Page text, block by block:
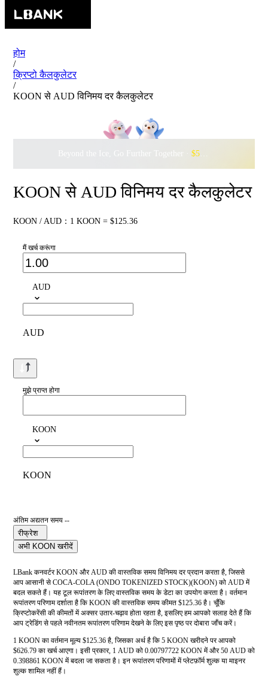
होम
/
क्रिप्टो कैलकुलेटर
/
KOON से AUD विनिमय दर कैलकुलेटर
Beyond the Ice, Go Further Together · $500,000
KOON से AUD विनिमय दर कैलकुलेटर
KOON / AUD：1 KOON = $125.36
मैं खर्च करूंगा
AUD
AUD
मुझे प्राप्त होगा
KOON
KOON
अंतिम अद्यतन समय --
रीफ्रेश
अभी KOON खरीदें
LBank कनवर्टर KOON और AUD की वास्तविक समय विनिमय दर प्रदान करता है, जिससे
आप आसानी से COCA-COLA (ONDO TOKENIZED STOCK)(KOON) को AUD में
बदल सकते हैं। यह टूल रूपांतरण के लिए वास्तविक समय के डेटा का उपयोग करता है। वर्तमान
रूपांतरण परिणाम दर्शाता है कि KOON की वास्तविक समय कीमत $125.36 है। चूँकि
क्रिप्टोकरेंसी की कीमतों में अक्सर उतार-चढ़ाव होता रहता है, इसलिए हम आपको सलाह देते हैं कि
आप ट्रेडिंग से पहले नवीनतम रूपांतरण परिणाम देखने के लिए इस पृष्ठ पर दोबारा जाँच करें।
1 KOON का वर्तमान मूल्य $125.36 है, जिसका अर्थ है कि 5 KOON खरीदने पर आपको
$626.79 का खर्च आएगा। इसी प्रकार, 1 AUD को 0.00797722 KOON में और 50 AUD को
0.398861 KOON में बदला जा सकता है। इन रूपांतरण परिणामों में प्लेटफ़ॉर्म शुल्क या माइनर
शुल्क शामिल नहीं हैं।